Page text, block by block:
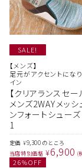
SALE!
【メンズ】
足元がアクセントにな
イン
【クリアランスセー
メンズ2WAYメッシ
ンフォートシュー
1
定価 ¥9,300 のところ
当店特別価格 ¥6,900
26%OFF